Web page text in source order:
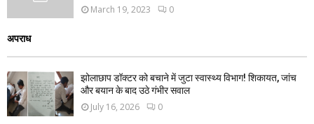
March 19, 2023 0
अपराध
झोलाछाप डॉक्टर को बचाने में जुटा स्वास्थ्य विभाग! शिकायत, जांच
और बयान के बाद उठे गंभीर सवाल
July 16, 2026 0